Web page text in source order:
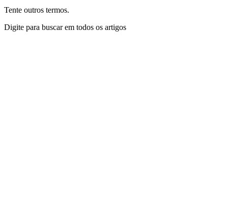
Tente outros termos.
Digite para buscar em todos os artigos